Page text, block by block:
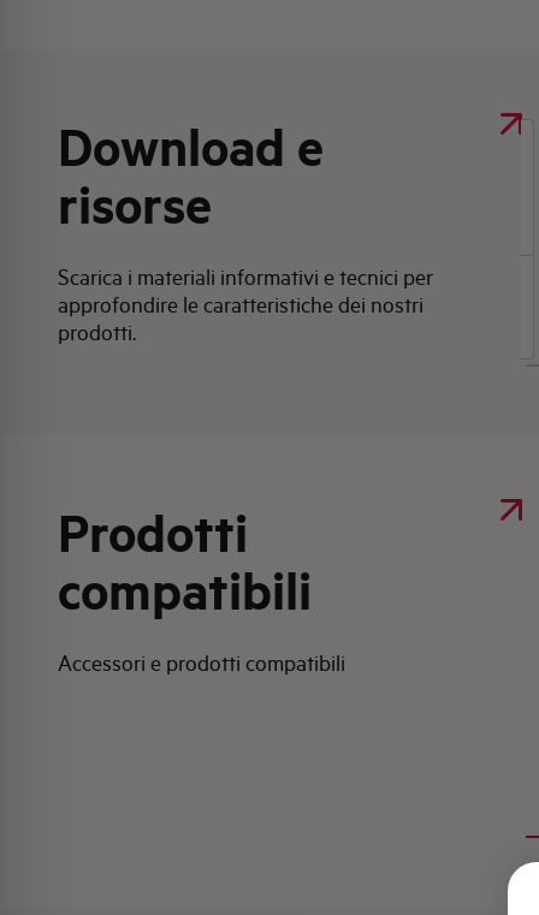
Download e
risorse
Scarica i materiali informativi e tecnici per
approfondire le caratteristiche dei nostri
prodotti.
Clicca qui per scaricare: Scheda tecnica
prodotto
Scheda tecnica prodotto
Prodotti
compatibili
Accessori e prodotti compatibili